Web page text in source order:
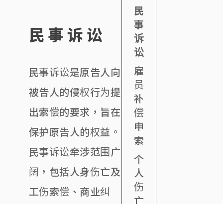
民事诉讼
民事诉讼是原告人向
被告人的侵权行为提
出索偿的要求，旨在
保护原告人的权益。
民事诉讼牵涉范围广
阔，包括人身伤亡及
工伤索偿、商业纠
民
事
诉
讼
雇
员
补
偿
申
索
个
人
伤
亡